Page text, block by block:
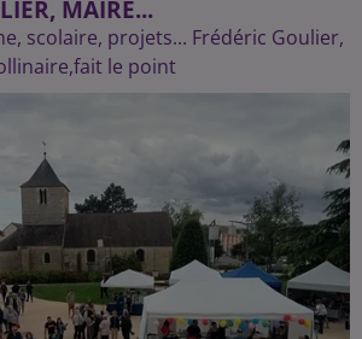
MAIRE...
scolaire, projets... Frédéric Goulier,
le point